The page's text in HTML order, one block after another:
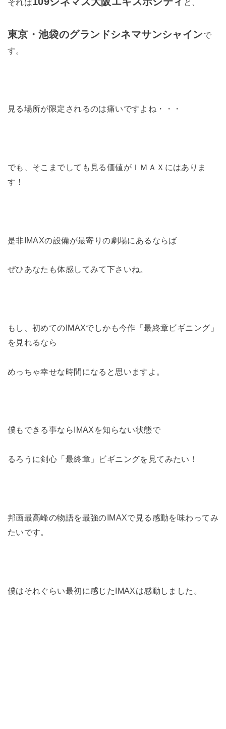
それは と、
東京・池袋のグランドシネマサンシャインで
す。
見る場所が限定されるのは痛いですよね・・・
でも、そこまでしても見る価値がＩＭＡＸにはありま
す！
是非IMAXの設備が最寄りの劇場にあるならば
ぜひあなたも体感してみて下さいね。
もし、初めてのIMAXでしかも今作「最終章ビギニング」
を見れるなら
めっちゃ幸せな時間になると思いますよ。
僕もできる事ならIMAXを知らない状態で
るろうに剣心「最終章」ビギニングを見てみたい！
邦画最高峰の物語を最強のIMAXで見る感動を味わってみ
たいです。
僕はそれぐらい最初に感じたIMAXは感動しました。